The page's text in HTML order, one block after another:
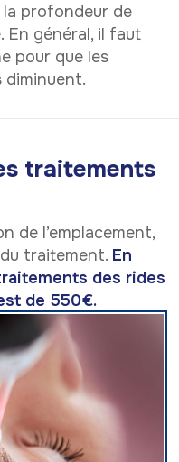
la profondeur de
En général, il faut
pour que les
diminuent.
traitements
de l’emplacement,
traitement. En
des rides
de 550€.